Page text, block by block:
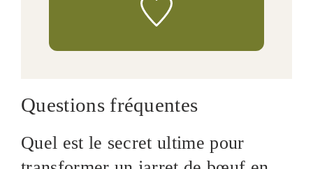
Questions fréquentes
Quel est le secret ultime pour